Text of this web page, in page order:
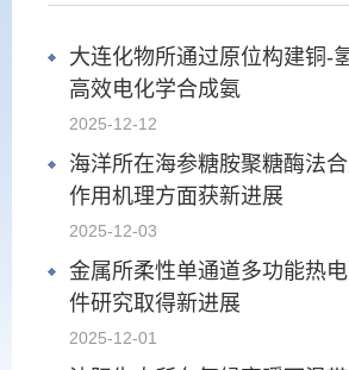
大连化物所通过原位构建铜-
高效电化学合成氨
2025-12-12
海洋所在海参糖胺聚糖酶法
作用机理方面获新进展
2025-12-03
金属所柔性单通道多功能热
件研究取得新进展
2025-12-01